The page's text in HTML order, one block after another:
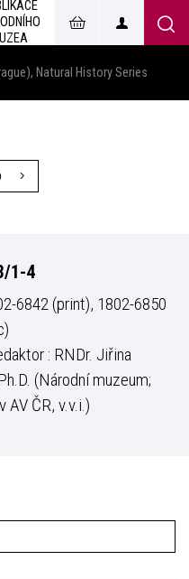
Natural History Series
1-4
6842 (print), 1802-6850
: RNDr. Jiřina
(Národní muzeum;
AV ČR, v.v.i.)